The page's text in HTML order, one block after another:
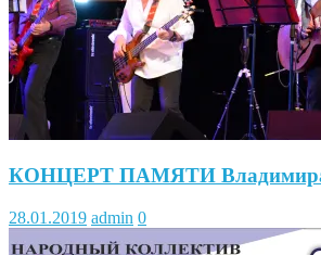
КОНЦЕРТ ПАМЯТИ
28.01.2019 admin 0